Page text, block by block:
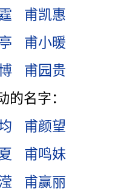
甫凯惠
甫小暖
甫园贵
的名字：
甫颜望
甫鸣妹
甫赢丽